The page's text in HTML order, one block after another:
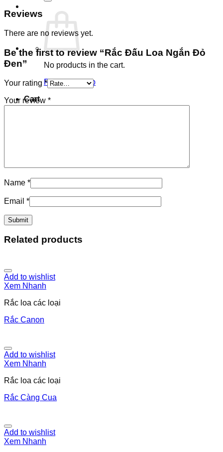
No products in the cart.
Return to shop
Cart
Reviews
There are no reviews yet.
Be the first to review “Rắc Đấu Loa Ngắn Đỏ
Đen”
Your rating *
Your review *
Name *
Email *
Related products
Add to wishlist
Xem Nhanh
Rắc loa các loại
Rắc Canon
Add to wishlist
Xem Nhanh
Rắc loa các loại
Rắc Càng Cua
Add to wishlist
Xem Nhanh